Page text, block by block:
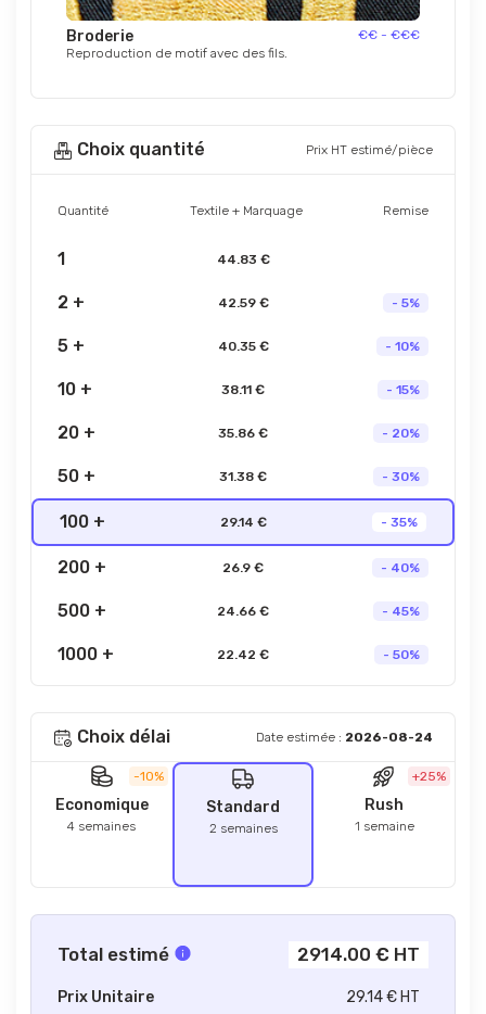
Broderie
€€ - €€€
Reproduction de motif avec des fils.
Choix quantité Prix HT estimé/pièce
Quantité Textile + Marquage Remise
1 44.83 €
2 + 42.59 € - 5%
5 + 40.35 € - 10%
10 + 38.11 € - 15%
20 + 35.86 € - 20%
50 + 31.38 € - 30%
100 + 29.14 € - 35%
200 + 26.9 € - 40%
500 + 24.66 € - 45%
1000 + 22.42 € - 50%
Choix délai Date estimée : 2026-08-24
-10%
Economique
4 semaines
Standard
2 semaines
+25%
Rush
1 semaine
Total estimé 2914.00 € HT
Prix Unitaire 29.14 € HT